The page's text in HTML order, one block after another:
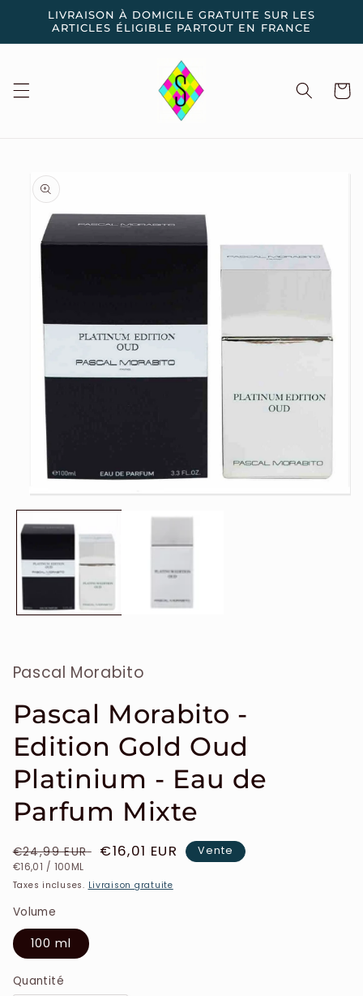
passer
contenu
LIVRAISON À DOMICILE GRATUITE SUR LES
ARTICLES ÉLIGIBLE PARTOUT EN FRANCE
Panier
Passer aux
informations
produits
le
média
1
une
fenêtre
Pascal Morabito
Pascal Morabito -
Edition Gold Oud
Platinium - Eau de
Parfum Mixte
Prix
habituel
€24,99 EUR
Prix
€16,01 EUR
PRIX
€16,01 / PAR
100ML
Vente
Taxes incluses. Livraison gratuite
Volume
100 ml
Quantité